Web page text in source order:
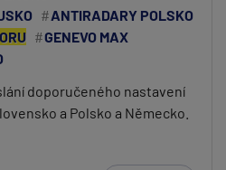
ANTIRADARY POLSKO
GENEVO MAX
doporučeného nastavení
a Polsko a Německo.